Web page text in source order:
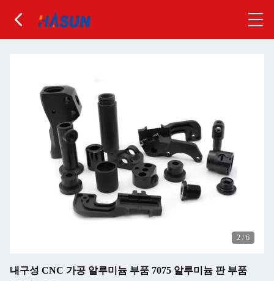
2 / 6
내구성 CNC 가공 알루미늄 부품 7075 알루미늄 판 부품